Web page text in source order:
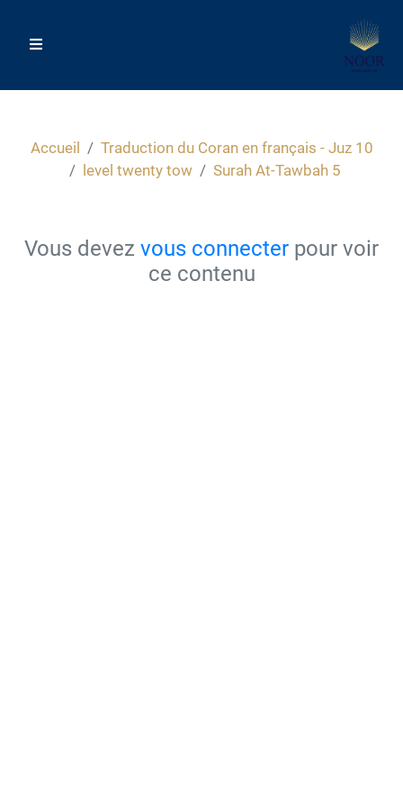
Accueil
Traduction du Coran en français - Juz 10
level twenty tow
Surah At-Tawbah 5
Vous devez vous connecter pour voir
ce contenu